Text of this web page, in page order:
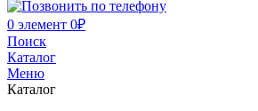
0 элемент 0₽
Поиск
Каталог
Меню
Каталог